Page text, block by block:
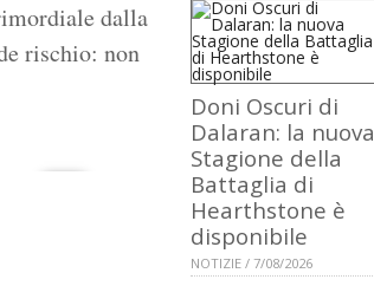
dalla
rischio: non
Doni Oscuri di
Dalaran: la nuova
Stagione della
Battaglia di
Hearthstone è
disponibile
NOTIZIE / 7/08/2026